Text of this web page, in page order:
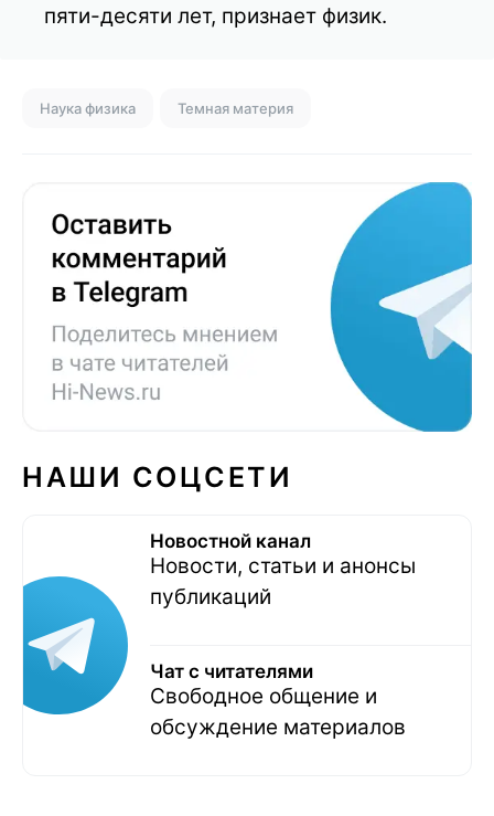
пяти-десяти лет, признает физик.
Наука физика Темная материя
НАШИ СОЦСЕТИ
Новостной канал
Новости, статьи и анонсы
публикаций
Чат с читателями
Свободное общение и
обсуждение материалов